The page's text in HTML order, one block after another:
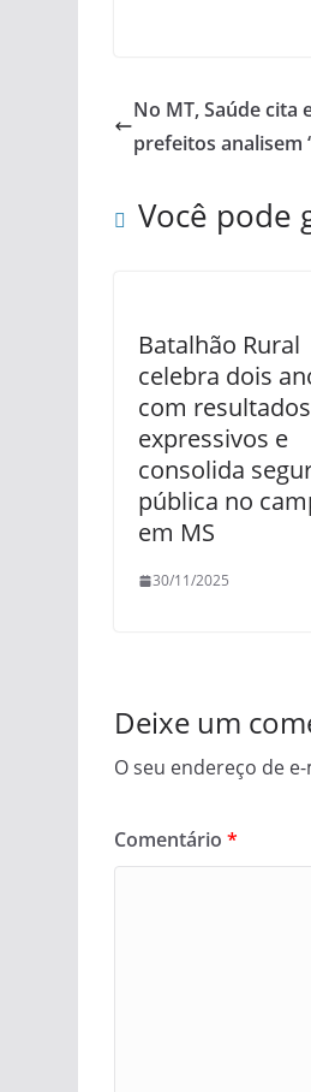
No MT, Saúde cita
prefeitos analisem
Você pode
Batalhão Rural
celebra dois
com resultados
expressivos e
consolida
pública no
em MS
30/11/2025
Deixe um
O seu endereço de
Comentário *